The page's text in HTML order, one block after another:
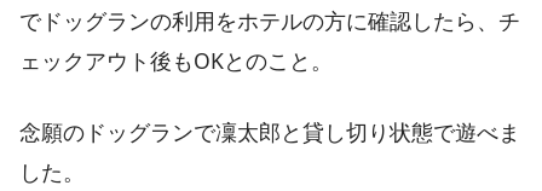
でドッグランの利用をホテルの方に確認したら、チ
ェックアウト後もOKとのこと。
念願のドッグランで凜太郎と貸し切り状態で遊べま
した。